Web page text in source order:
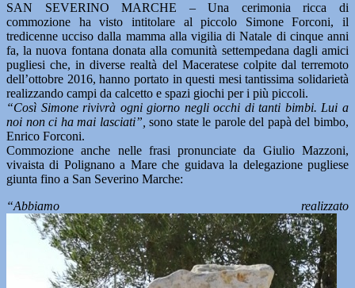
SAN SEVERINO MARCHE – Una cerimonia ricca di
commozione ha visto intitolare al piccolo Simone Forconi, il
tredicenne ucciso dalla mamma alla vigilia di Natale di cinque anni
fa, la nuova fontana donata alla comunità settempedana dagli amici
pugliesi che, in diverse realtà del Maceratese colpite dal terremoto
dell’ottobre 2016, hanno portato in questi mesi tantissima solidarietà
realizzando campi da calcetto e spazi giochi per i più piccoli.
“Così Simone rivivrà ogni giorno negli occhi di tanti bimbi. Lui a
noi non ci ha mai lasciati”, sono state le parole del papà del bimbo,
Enrico Forconi.
Commozione anche nelle frasi pronunciate da Giulio Mazzoni,
vivaista di Polignano a Mare che guidava la delegazione pugliese
giunta fino a San Severino Marche:
“Abbiamo realizzato